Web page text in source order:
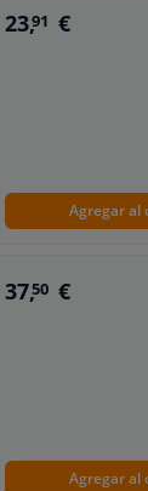
23,91 €
Agregar al
37,50 €
Agregar al